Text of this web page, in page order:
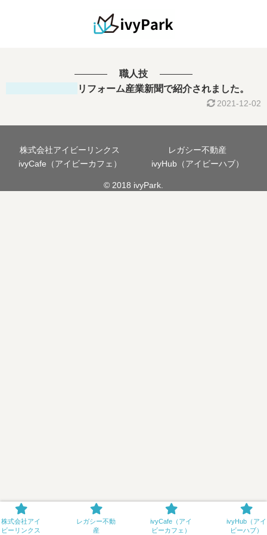
職人技
リフォーム産業新聞で紹介されました。
2021-12-02
株式会社アイビーリンクス
レガシー不動産
ivyCafe（アイビーカフェ）
ivyHub（アイビーハブ）
© 2018 ivyPark.
株式会社アイ
ビーリンクス
レガシー不動
産
ivyCafe（アイ
ビーカフェ）
ivyHub（アイ
ビーハブ）